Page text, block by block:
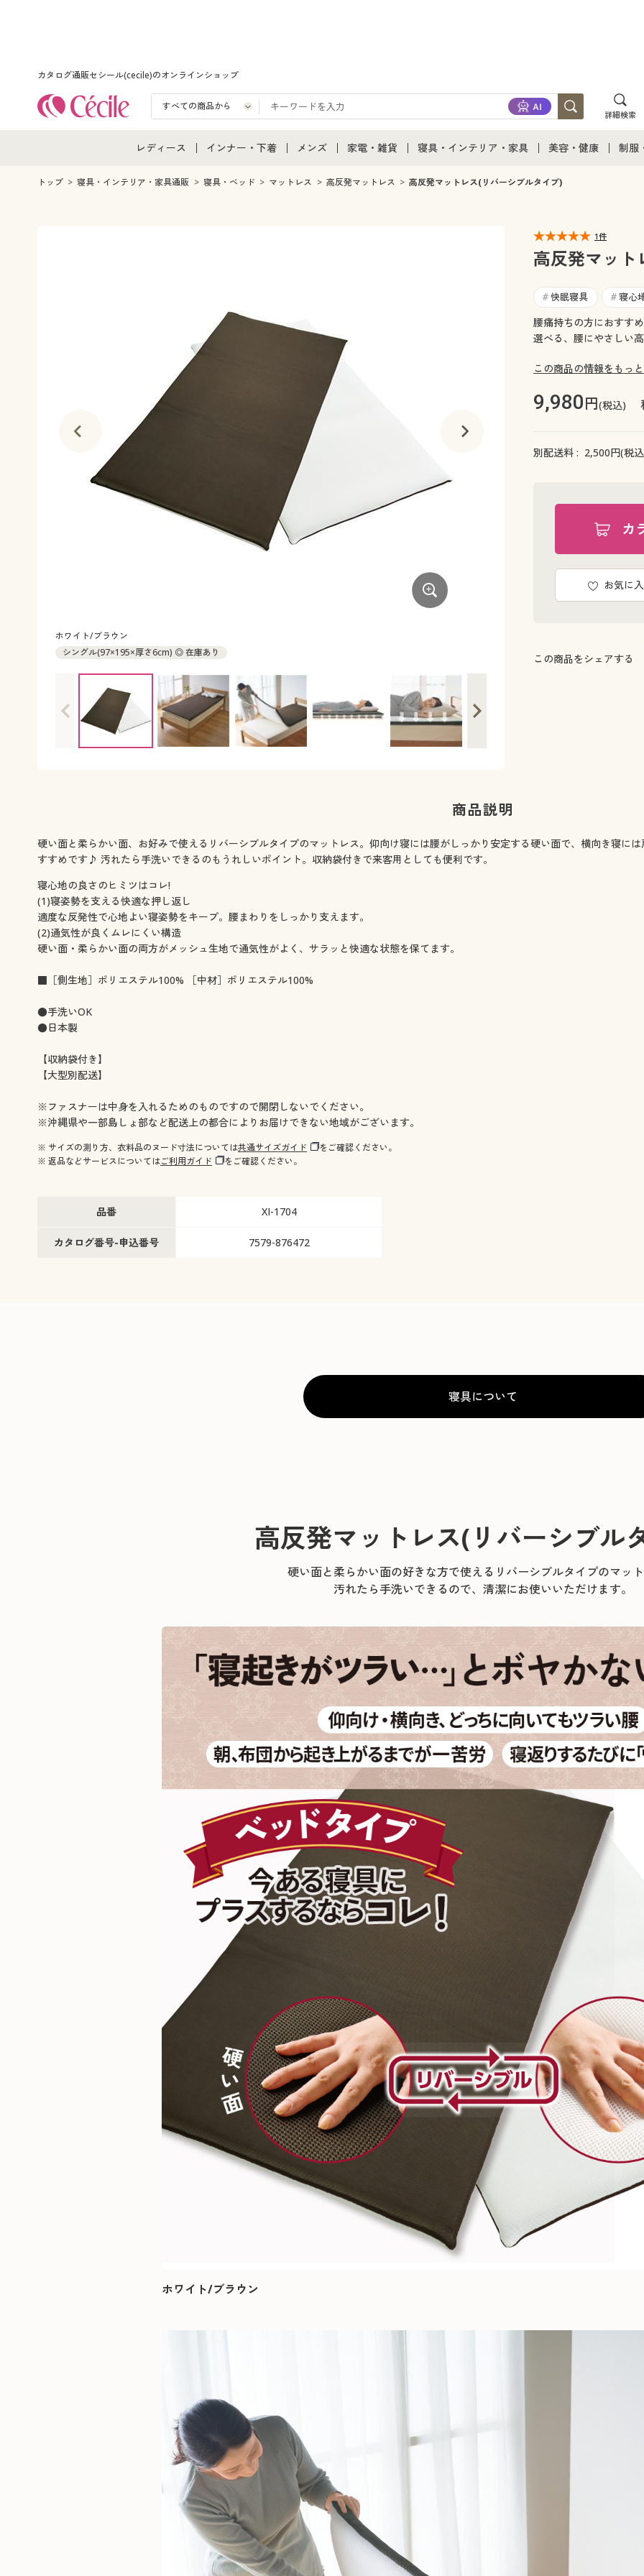
カタログ通販セシール(cecile)のオンラインショップ
詳細検索
レディース
レディース通販すべて
インナー・下着
インナー・下着通販すべて
メンズ
メンズ通販すべて
家電・雑貨
家電・雑貨すべて
寝具・インテリア・家具
寝具・インテリア・家具通販すべて
カーテン・ラグ・ファブリック
美容・健康
美容・健康通販すべて
制服
ジ
トップ 寝具・インテリア・家具通販 寝具・ベッド マットレス 高反発マットレス 高反発マットレス(リバーシブルタイプ)
ホワイト/ブラウン
シングル(97×195×厚さ6cm) ◎ 在庫あり
好みや気分に合わせて寝心地を選べる
1件
高反発マット
# 快眠寝具 # 寝心
腰痛持ちの方におすす
選べる、腰にやさしい
この商品の情報をもっ
9,980円(税込)
別配送料 : 2,500円(税
カ
お気に
この商品をシェアする
商品説明
硬い面と柔らかい面、お好みで使えるリバーシブルタイプのマットレス。仰向け寝には腰がしっかり安定する硬い面で、横向き寝に
すすめです♪ 汚れたら手洗いできるのもうれしいポイント。収納袋付きで来客用としても便利です。
寝心地の良さのヒミツはコレ!
(1)寝姿勢を支える快適な押し返し
適度な反発性で心地よい寝姿勢をキープ。腰まわりをしっかり支えます。
(2)通気性が良くムレにくい構造
硬い面・柔らかい面の両方がメッシュ生地で通気性がよく、サラッと快適な状態を保てます。
■［側生地］ポリエステル100% ［中材］ポリエステル100%
●手洗いOK
●日本製
【収納袋付き】
【大型別配送】
※ファスナーは中身を入れるためのものですので開閉しないでください。
※沖縄県や一部島しょ部など配送上の都合によりお届けできない地域がございます。
※ サイズの測り方、衣料品のヌード寸法については共通サイズガイド
をご確認ください。
※ 返品などサービスについてはご利用ガイド をご確認ください。
品番 XI-1704
カタログ番号-申込番号 7579-876472
寝具について
高反発マットレス(リバーシブル
硬い面と柔らかい面の好きな方で使えるリバーシブルタイプのマット
汚れたら手洗いできるので、清潔にお使いいただけます。
ホワイト/ブラウン